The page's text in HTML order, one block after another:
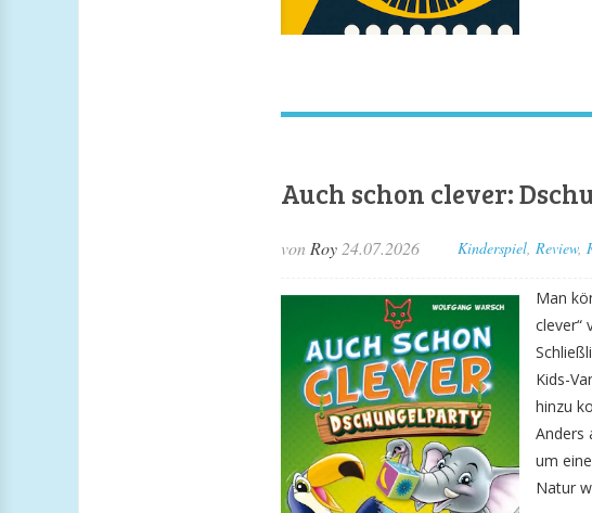
Auch schon clever:
von Roy 24.07.2026 Kinderspiel, Review,
Man
clever“
Kids-
hinzu
Anders
um
Natur